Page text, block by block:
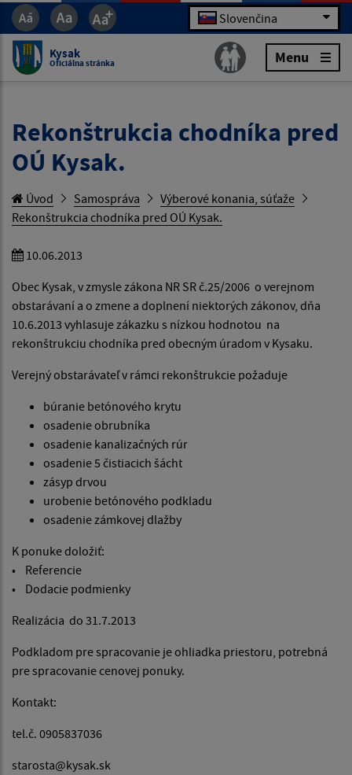
Slovenčina
Kysak
Oficiálna stránka Menu
Rekonštrukcia chodníka pred
OÚ Kysak.
Úvod Samospráva
Výberové konania, súťaže
Rekonštrukcia chodníka pred OÚ Kysak.
10.06.2013
Obec Kysak, v zmysle zákona NR SR č.25/2006 o verejnom
obstarávaní a o zmene a doplnení niektorých zákonov, dňa
10.6.2013 vyhlasuje zákazku s nízkou hodnotou na
rekonštrukciu chodníka pred obecným úradom v Kysaku.
Verejný obstarávateľ v rámci rekonštrukcie požaduje
búranie betónového krytu
osadenie obrubníka
osadenie kanalizačných rúr
osadenie 5 čistiacich šácht
zásyp drvou
urobenie betónového podkladu
osadenie zámkovej dlažby
K ponuke doložiť:
• Referencie
• Dodacie podmienky
Realizácia do 31.7.2013
Podkladom pre spracovanie je ohliadka priestoru, potrebná
pre spracovanie cenovej ponuky.
Kontakt:
tel.č. 0905837036
starosta@kysak.sk